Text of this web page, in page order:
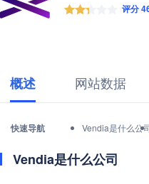
评分
概述 网站数据
快速导航 Vendia是什么公
Vendia是什么公司